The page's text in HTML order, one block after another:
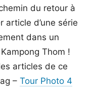
du retour à
article d’une série
dans un
Thom !
articles de ce
– Tour Photo 4